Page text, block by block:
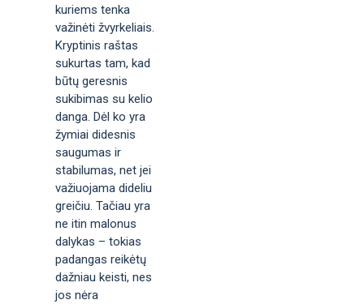
kuriems tenka
važinėti žvyrkeliais.
Kryptinis raštas
sukurtas tam, kad
būtų geresnis
sukibimas su kelio
danga. Dėl ko yra
žymiai didesnis
saugumas ir
stabilumas, net jei
važiuojama dideliu
greičiu. Tačiau yra
ne itin malonus
dalykas – tokias
padangas reikėtų
dažniau keisti, nes
jos nėra